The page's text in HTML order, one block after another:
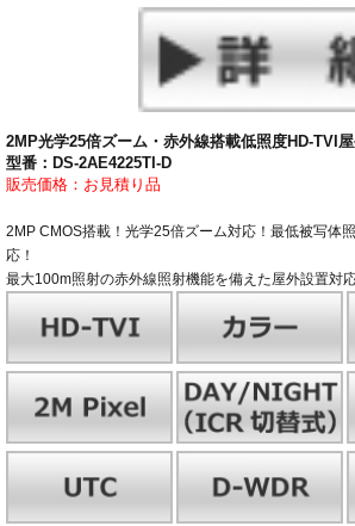
2MP光学25倍ズーム・赤外線搭載低照度HD-TVI
型番：DS-2AE4225TI-D
販売価格：お見積り品
2MP CMOS搭載！光学25倍ズーム対応！最低被写体
応！
最大100m照射の赤外線照射機能を備えた屋外設置対